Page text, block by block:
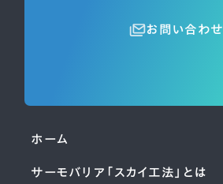
お問い合わせ
ホーム
サーモバリア「スカイ工法」とは